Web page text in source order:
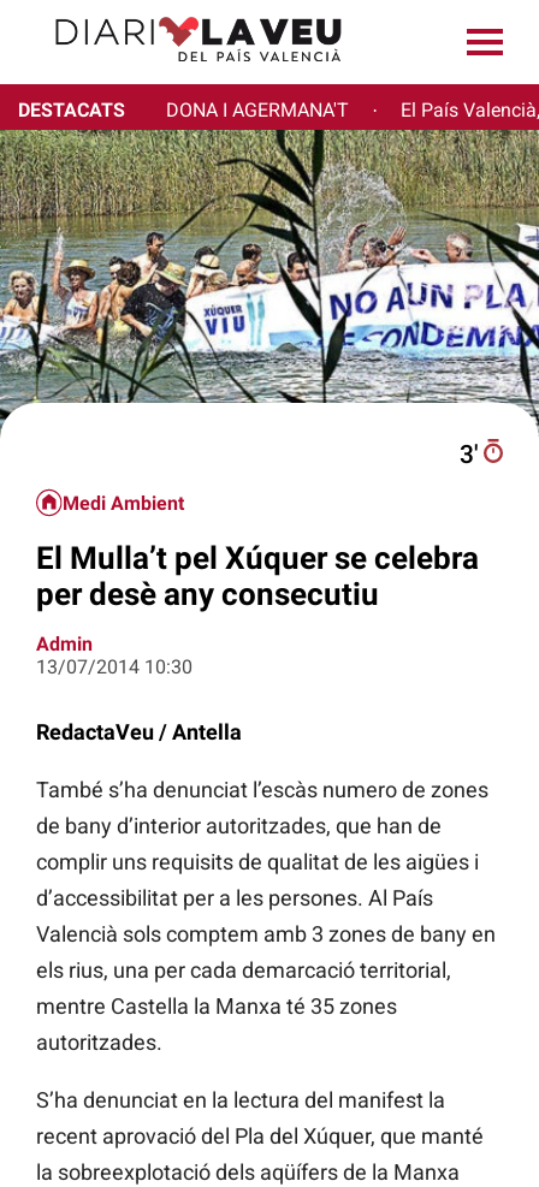
DESTACATS DONA I AGERMANA'T · El País
3′
Medi Ambient
El Mulla’t pel Xúquer se celebra
per desè any consecutiu
Admin
13/07/2014 10:30
RedactaVeu / Antella
També s’ha denunciat l’escàs numero de zones
de bany d’interior autoritzades, que han de
complir uns requisits de qualitat de les aigües i
d’accessibilitat per a les persones. Al País
Valencià sols comptem amb 3 zones de bany en
els rius, una per cada demarcació territorial,
mentre Castella la Manxa té 35 zones
autoritzades.
S’ha denunciat en la lectura del manifest la
recent aprovació del Pla del Xúquer, que manté
la sobreexplotació dels aqüífers de la Manxa